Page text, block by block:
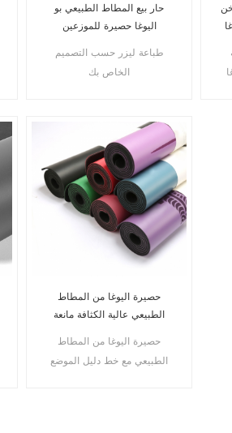
حار بيع المطاط الطبيعي بو
اليوغا حصيرة للموزعين
طباعة ليزر حسب التصميم
الخاص بك
حصيرة اليوغا من المطاط
الطبيعي عالية الكثافة مانعة
حصيرة اليوغا من المطاط
الطبيعي مع خط دليل الموضع